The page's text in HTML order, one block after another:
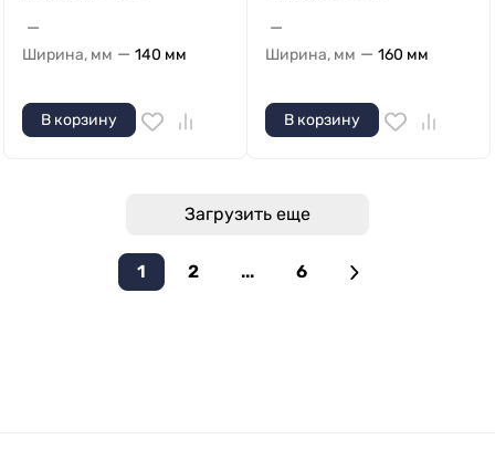
—
Ширина, мм — 140 мм
В корзину
—
Ширина, мм — 160 мм
В корзину
Загрузить еще
1 2 ... 6